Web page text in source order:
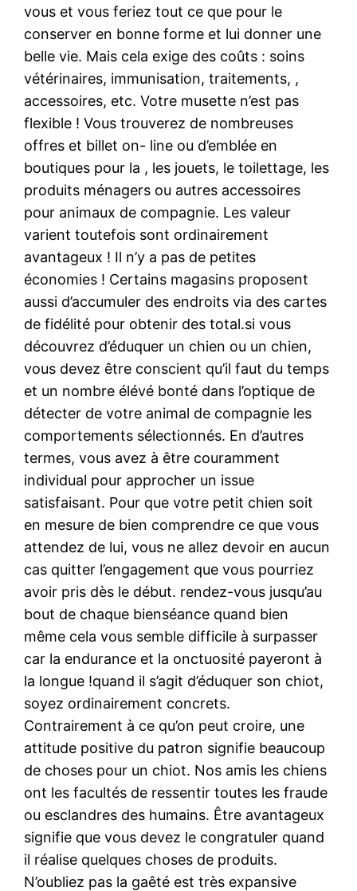
vous et vous feriez tout ce que pour le
conserver en bonne forme et lui donner une
belle vie. Mais cela exige des coûts : soins
vétérinaires, immunisation, traitements, ,
accessoires, etc. Votre musette n’est pas
flexible ! Vous trouverez de nombreuses
offres et billet on- line ou d’emblée en
boutiques pour la , les jouets, le toilettage, les
produits ménagers ou autres accessoires
pour animaux de compagnie. Les valeur
varient toutefois sont ordinairement
avantageux ! Il n’y a pas de petites
économies ! Certains magasins proposent
aussi d’accumuler des endroits via des cartes
de fidélité pour obtenir des total.si vous
découvrez d’éduquer un chien ou un chien,
vous devez être conscient qu’il faut du temps
et un nombre élévé bonté dans l’optique de
détecter de votre animal de compagnie les
comportements sélectionnés. En d’autres
termes, vous avez à être couramment
individual pour approcher un issue
satisfaisant. Pour que votre petit chien soit
en mesure de bien comprendre ce que vous
attendez de lui, vous ne allez devoir en aucun
cas quitter l’engagement que vous pourriez
avoir pris dès le début. rendez-vous jusqu’au
bout de chaque bienséance quand bien
même cela vous semble difficile à surpasser
car la endurance et la onctuosité payeront à
la longue !quand il s’agit d’éduquer son chiot,
soyez ordinairement concrets.
Contrairement à ce qu’on peut croire, une
attitude positive du patron signifie beaucoup
de choses pour un chiot. Nos amis les chiens
ont les facultés de ressentir toutes les fraude
ou esclandres des humains. Être avantageux
signifie que vous devez le congratuler quand
il réalise quelques choses de produits.
N’oubliez pas la gaêté est très expansive